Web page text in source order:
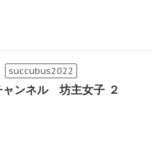
succubus2022
ャンネル 坊主女子 ２